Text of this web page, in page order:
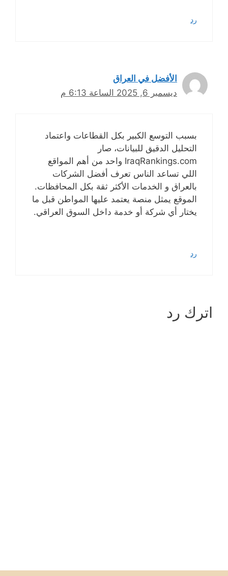
رد
الأفضل في العراق
ديسمبر 6, 2025 الساعة 6:13 م
بسبب التوسع الكبير بكل القطاعات واعتماد
التحليل الدقيق للبيانات، صار
IraqRankings.com واحد من أهم المواقع
اللي تساعد الناس تعرف أفضل الشركات
بالعراق و الخدمات الأكثر ثقة بكل المحافظات.
الموقع يمثل منصة يعتمد عليها المواطن قبل ما
يختار أي شركة أو خدمة داخل السوق العراقي.
رد
اترك رد